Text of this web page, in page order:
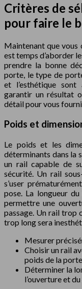
Critères de
pour faire le
Maintenant que vous
est temps d’aborder
prendre la bonne
porte, le type de
et l’esthétique
garantir un résultat
détail pour vous
Poids et
Le poids et les
déterminants dans la
un rail capable de
sécurité. Un rail
s’user
pose. La longueur
permettre une
passage. Un rail trop
trop long sera
Mesurer
Choisir un rail
poids de la porte.
Déterminer la
l’ouverture et